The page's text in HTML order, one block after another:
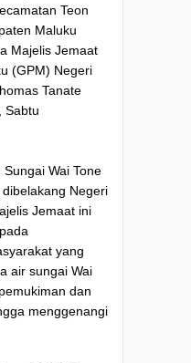
Teon
Maluku
Majelis Jemaat
(GPM) Negeri
Tanate
Sabtu
Wai Tone
Negeri
Jemaat ini
yang
air sungai Wai
dan
menggenangi